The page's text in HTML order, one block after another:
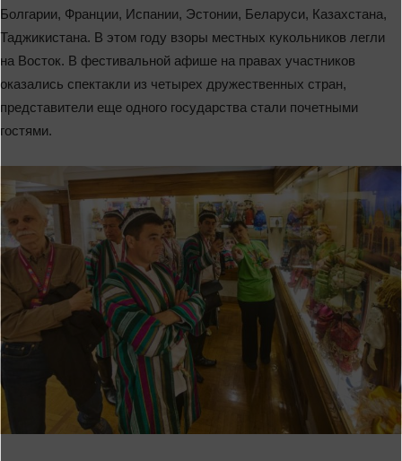
Болгарии, Франции, Испании, Эстонии, Беларуси, Казахстана,
Таджикистана. В этом году взоры местных кукольников легли
на Восток. В фестивальной афише на правах участников
оказались спектакли из четырех дружественных стран,
представители еще одного государства стали почетными
гостями.